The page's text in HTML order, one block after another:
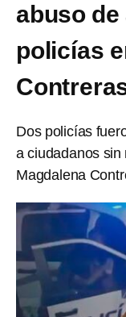
abuso
policías
Dos policías
a ciudadanos
Magdalena